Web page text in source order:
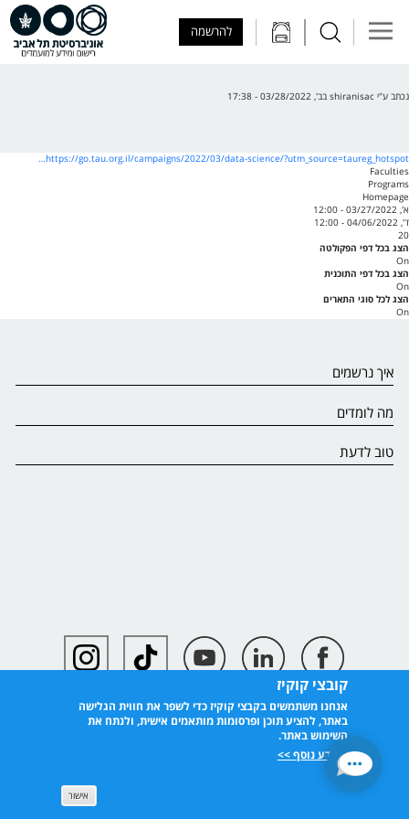
קובצי קוקיז
אנחנו משתמשים בקבצי קוקיז כדי לשפר את חווית הגלישה
באתר, להציע תוכן ופרסומות מותאמים אישית, ולנתח את
השימוש באתר.
למידע נוסף >>
אישור
להרשמה
נכתב ע"י shiranisac בב', 03/28/2022 - 17:38
https://go.tau.org.il/campaigns/2022/03/data-science/?utm_source=taureg_hotspot…
Faculties
Programs
Homepage
א', 03/27/2022 - 12:00
ד', 04/06/2022 - 12:00
20
הצג בכל דפי הפקולטה
On
הצג בכל דפי התוכנית
On
הצג לכל סוגי התארים
On
איך נרשמים
מה לומדים
טוב לדעת